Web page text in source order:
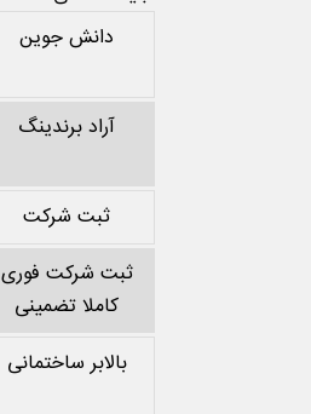
دانش جوین
آراد برندینگ
ثبت شرکت
ثبت شرکت فوری
کاملا تضمینی
بالابر ساختمانی